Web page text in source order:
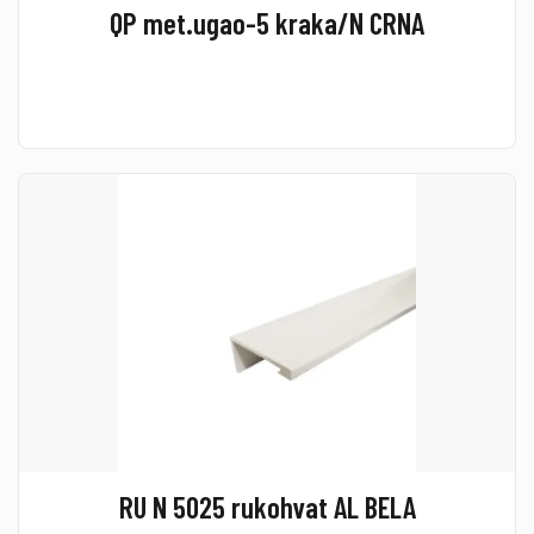
QP met.ugao-5 kraka/N CRNA
RU N 5025 rukohvat AL BELA